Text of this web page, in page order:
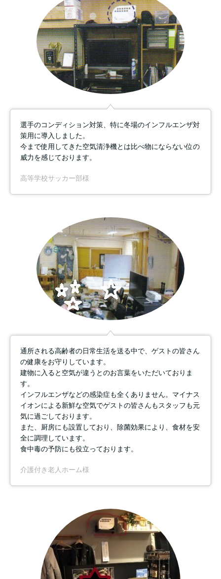
選手のコンディション対策、特に冬場のインフルエンザ対
策用に導入しました。
今まで使用してきた空気清浄機とは比べ物にならない位の
威力を感じております。
高等学校サッカー部様
通所される高齢者の日常生活を送る中で、ゲストの皆さん
の健康をお守りしています。
建物に入ると空気が違うとのお言葉をいただいておりま
す。
インフルエンザなどの感染症も全くありません。マイナス
イオンによる新鮮な空気でゲストの皆さんもスタッフも元
気に過ごしております。
また、厨房にも設置しており、除菌効果により、食材を安
全に調理しています。
食中毒の予防にも役立っております。
介護付き老人ホーム様